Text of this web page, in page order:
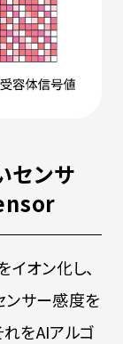
センサ
オン化し、
ンサー感度を
をAIアルゴ